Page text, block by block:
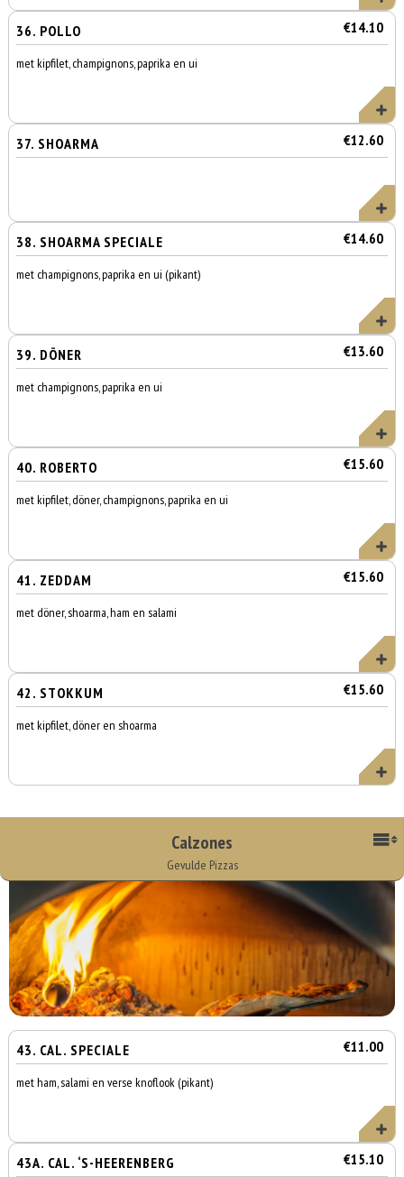
36. POLLO €14.10
met kipfilet, champignons, paprika en ui
37. SHOARMA €12.60
38. SHOARMA SPECIALE €14.60
met champignons, paprika en ui (pikant)
39. DÖNER €13.60
met champignons, paprika en ui
40. ROBERTO €15.60
met kipfilet, döner, champignons, paprika en ui
41. ZEDDAM €15.60
met döner, shoarma, ham en salami
42. STOKKUM €15.60
met kipfilet, döner en shoarma
Calzones
Gevulde Pizzas
43. CAL. SPECIALE €11.00
met ham, salami en verse knoflook (pikant)
43A. CAL. ‘S-HEERENBERG €15.10